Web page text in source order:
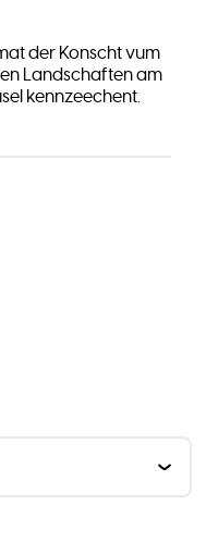
der Konscht vum
Landschaften am
kennzeechent.